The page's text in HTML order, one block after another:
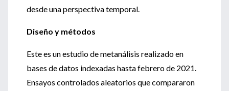
desde una perspectiva temporal.
Diseño y métodos
Este es un estudio de metanálisis realizado en
bases de datos indexadas hasta febrero de 2021.
Ensayos controlados aleatorios que compararon